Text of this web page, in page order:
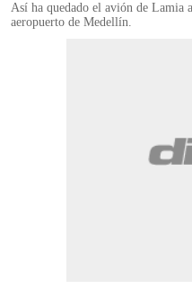
Así ha quedado el avión de Lamia
aeropuerto de Medellín.